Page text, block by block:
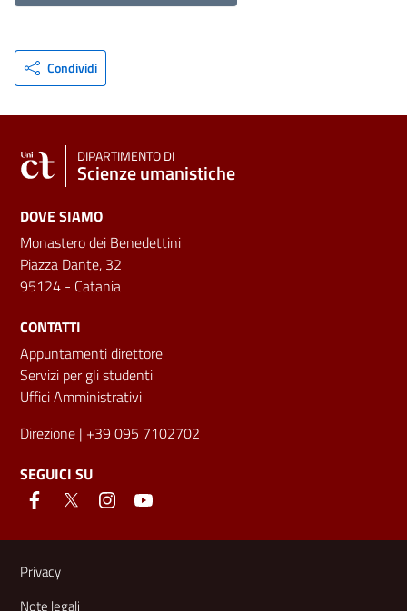
Condividi
DIPARTIMENTO DI
Scienze umanistiche
DOVE SIAMO
Monastero dei Benedettini
Piazza Dante, 32
95124 - Catania
CONTATTI
Appuntamenti direttore
Servizi per gli studenti
Uffici Amministrativi
Direzione | +39 095 7102702
SEGUICI SU
Link e informazioni utili
Privacy
Note legali